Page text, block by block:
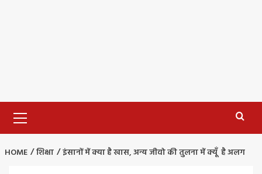
Menu
HOME शिक्षा इंसानों में क्या है खास, अन्य जीवो की तुलना में क्यूँ है अलग